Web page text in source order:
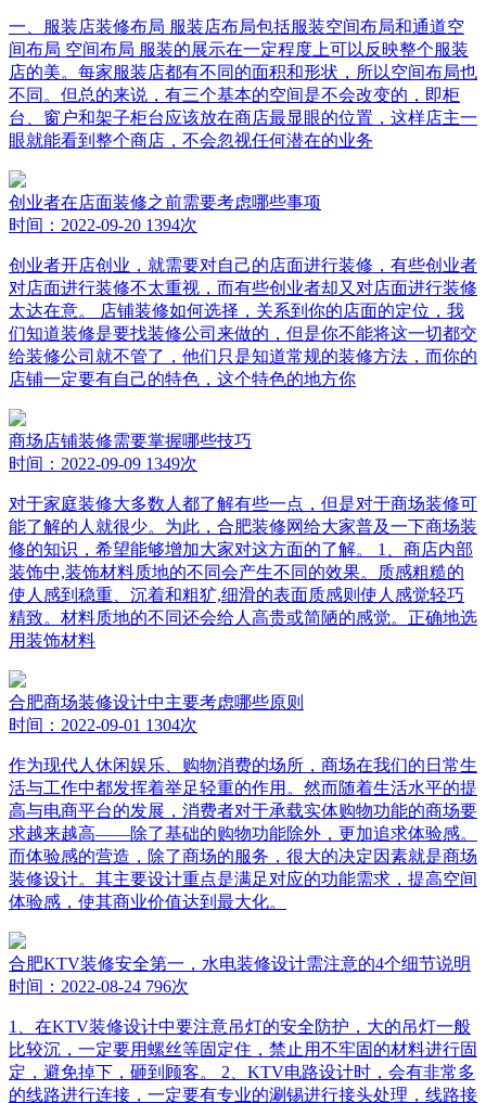
一、服装店装修布局 服装店布局包括服装空间布局和通道空
间布局 空间布局 服装的展示在一定程度上可以反映整个服装
店的美。每家服装店都有不同的面积和形状，所以空间布局也
不同。但总的来说，有三个基本的空间是不会改变的，即柜
台、窗户和架子柜台应该放在商店最显眼的位置，这样店主一
眼就能看到整个商店，不会忽视任何潜在的业务
创业者在店面装修之前需要考虑哪些事项
时间：2022-09-20 1394次
创业者开店创业，就需要对自己的店面进行装修，有些创业者
对店面进行装修不太重视，而有些创业者却又对店面进行装修
太达在意。 店铺装修如何选择，关系到你的店面的定位，我
们知道装修是要找装修公司来做的，但是你不能将这一切都交
给装修公司就不管了，他们只是知道常规的装修方法，而你的
店铺一定要有自己的特色，这个特色的地方你
商场店铺装修需要掌握哪些技巧
时间：2022-09-09 1349次
对于家庭装修大多数人都了解有些一点，但是对于商场装修可
能了解的人就很少。为此，合肥装修网给大家普及一下商场装
修的知识，希望能够增加大家对这方面的了解。 1、商店内部
装饰中,装饰材料质地的不同会产生不同的效果。质感粗糙的
使人感到稳重、沉着和粗犷,细滑的表面质感则使人感觉轻巧
精致。材料质地的不同还会给人高贵或简陋的感觉。正确地选
用装饰材料
合肥商场装修设计中主要考虑哪些原则
时间：2022-09-01 1304次
作为现代人休闲娱乐、购物消费的场所，商场在我们的日常生
活与工作中都发挥着举足轻重的作用。然而随着生活水平的提
高与电商平台的发展，消费者对于承载实体购物功能的商场要
求越来越高——除了基础的购物功能除外，更加追求体验感。
而体验感的营造，除了商场的服务，很大的决定因素就是商场
装修设计。其主要设计重点是满足对应的功能需求，提高空间
体验感，使其商业价值达到最大化。
合肥KTV装修安全第一，水电装修设计需注意的4个细节说明
时间：2022-08-24 796次
1、在KTV装修设计中要注意吊灯的安全防护，大的吊灯一般
比较沉，一定要用螺丝等固定住，禁止用不牢固的材料进行固
定，避免掉下，砸到顾客。 2、KTV电路设计时，会有非常多
的线路进行连接，一定要有专业的涮锡进行接头处理，线路接